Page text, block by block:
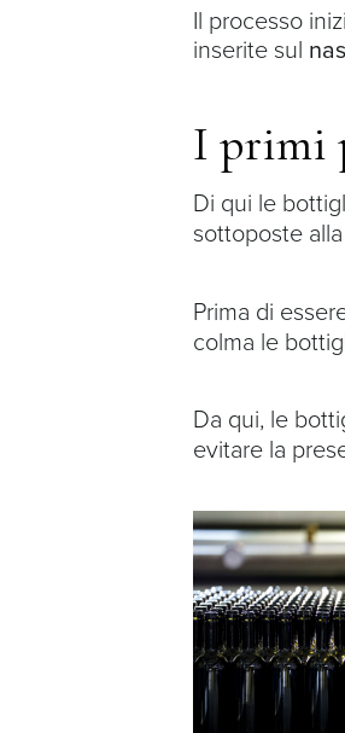
Il processo
inserite sul
I primi
Di qui le
sottoposte alla
Prima di
colma le
Da qui, le
evitare la